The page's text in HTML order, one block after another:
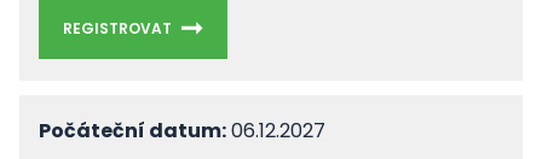
REGISTROVAT
Počáteční datum:06.12.2027